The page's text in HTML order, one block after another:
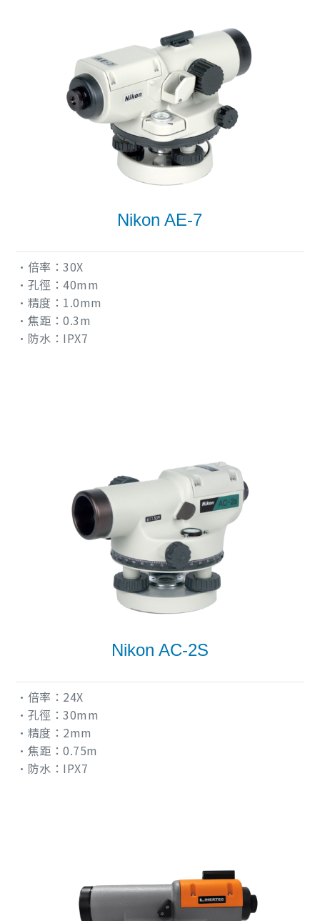
Nikon AE-7
•倍率：30X
•孔徑：40mm
•精度：1.0mm
•焦距：0.3m
•防水：IPX7
Nikon AC-2S
•倍率：24X
•孔徑：30mm
•精度：2mm
•焦距：0.75m
•防水：IPX7